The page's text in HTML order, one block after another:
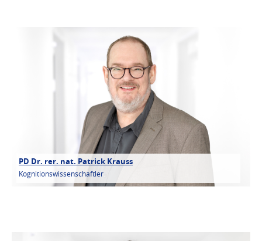
PD Dr. rer. nat. Patrick Krauss
Kognitionswissenschaftler